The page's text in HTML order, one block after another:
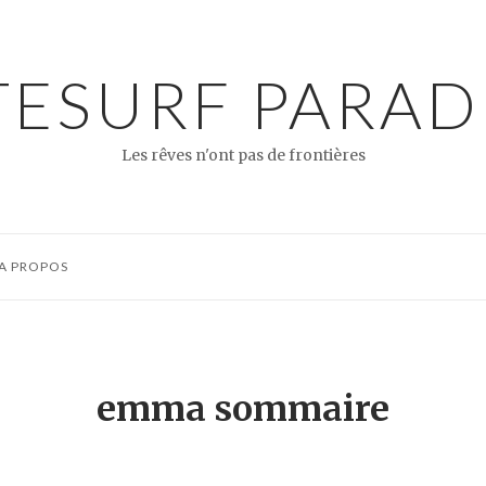
Les rêves n'ont pas de frontières
PROPOS
emma sommaire